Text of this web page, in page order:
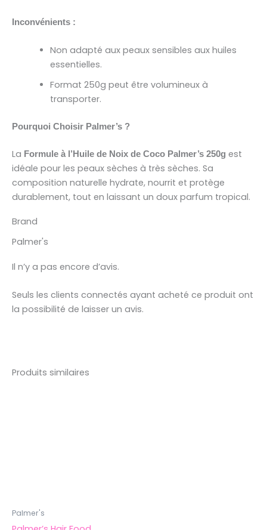
Inconvénients :
Non adapté aux peaux sensibles aux huiles
essentielles.
Format 250g peut être volumineux à
transporter.
Pourquoi Choisir Palmer’s ?
La Formule à l’Huile de Noix de Coco Palmer’s 250g est
idéale pour les peaux sèches à très sèches. Sa
composition naturelle hydrate, nourrit et protège
durablement, tout en laissant un doux parfum tropical.
Brand
Palmer's
Il n’y a pas encore d’avis.
Seuls les clients connectés ayant acheté ce produit ont
la possibilité de laisser un avis.
Produits similaires
Palmer's